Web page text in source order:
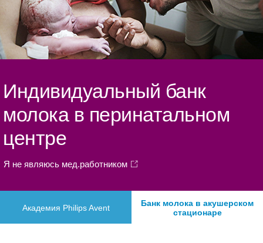
Индивидуальный банк
молока в перинатальном
центре
Я не являюсь мед.работником
Академия Philips Avent
Банк молока в акушерском
стационаре